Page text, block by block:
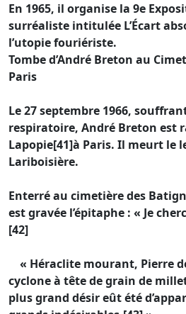
En 1965, il organise la 9e
surréaliste intitulée L’Écart
l’utopie fouriériste.
Tombe d’André Breton au
Paris
Le 27 septembre 1966,
respiratoire, André Breton est
Lapopie[41]à Paris. Il meurt le
Lariboisière.
Enterré au cimetière des
est gravée l’épitaphe : « Je
[42]
« Héraclite mourant, Pierre
cyclone à tête de grain de
plus grand désir eût été